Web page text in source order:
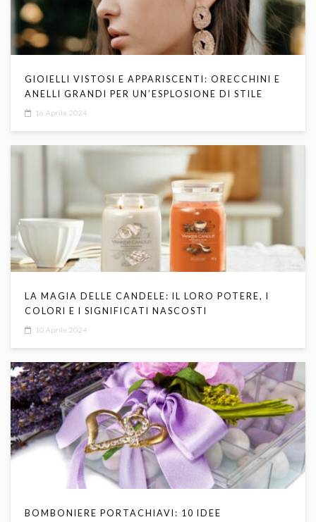
GIOIELLI VISTOSI E APPARISCENTI: ORECCHINI E
ANELLI GRANDI PER UN’ESPLOSIONE DI STILE
16 Aprile 2024
LA MAGIA DELLE CANDELE: IL LORO POTERE, I
COLORI E I SIGNIFICATI NASCOSTI
10 Aprile 2024
BOMBONIERE PORTACHIAVI: 10 IDEE